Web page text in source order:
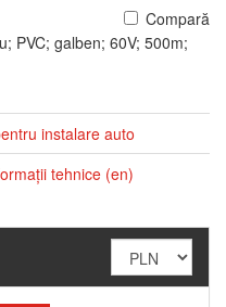
Compară
PVC; galben; 60V; 500m;
instalare auto
tehnice (en)